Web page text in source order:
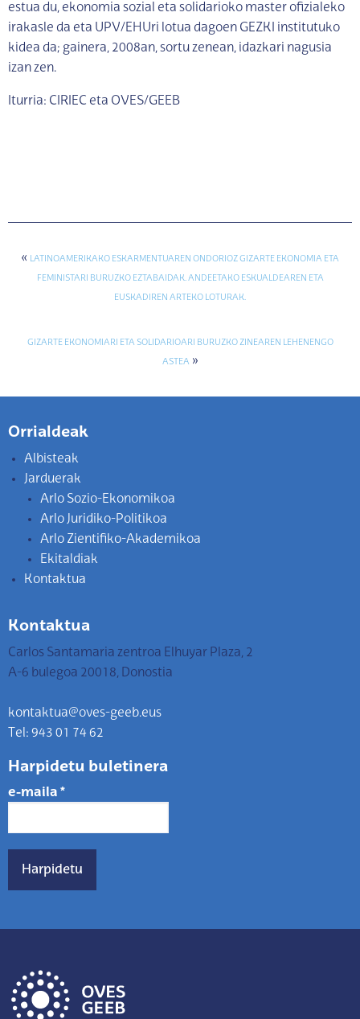
estua du, ekonomia sozial eta solidarioko master ofizialeko
irakasle da eta UPV/EHUri lotua dagoen GEZKI institutuko
kidea da; gainera, 2008an, sortu zenean, idazkari nagusia
izan zen.
Iturria: CIRIEC eta OVES/GEEB
« LATINOAMERIKAKO ESKARMENTUAREN ONDORIOZ GIZARTE EKONOMIA ETA
FEMINISTARI BURUZKO EZTABAIDAK. ANDEETAKO ESKUALDEAREN ETA
EUSKADIREN ARTEKO LOTURAK.
GIZARTE EKONOMIARI ETA SOLIDARIOARI BURUZKO ZINEAREN LEHENENGO
ASTEA»
Orrialdeak
Albisteak
Jarduerak
Arlo Sozio-Ekonomikoa
Arlo Juridiko-Politikoa
Arlo Zientifiko-Akademikoa
Ekitaldiak
Kontaktua
Kontaktua
Carlos Santamaria zentroa Elhuyar Plaza, 2
A-6 bulegoa 20018, Donostia
kontaktua@oves-geeb.eus
Tel: 943 01 74 62
Harpidetu buletinera
e-maila *